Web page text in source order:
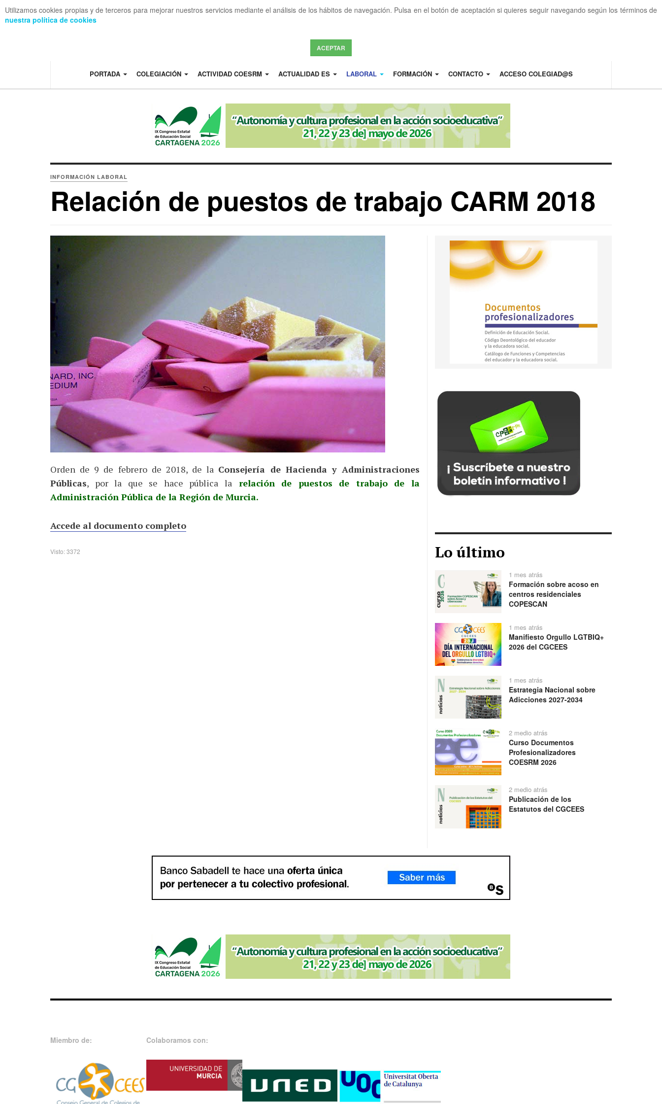
Utilizamos cookies propias y de terceros para mejorar nuestros servicios mediante el análisis de los hábitos de navegación. Pulsa en el botón de aceptación si quieres seguir navegando según los términos de
nuestra política de cookies
ACEPTAR
PORTADA COLEGIACIÓN ACTIVIDAD COESRM ACTUALIDAD ES LABORAL FORMACIÓN CONTACTO ACCESO COLEGIAD@S
INFORMACIÓN LABORAL
Relación de puestos de trabajo CARM 2018
Orden de 9 de febrero de 2018, de la Consejería de Hacienda y Administraciones
Públicas, por la que se hace pública la relación de puestos de trabajo de la
Administración Pública de la Región de Murcia.
Accede al documento completo
Visto: 3372 Lo último
1 mes atrás
Formación sobre acoso en
centros residenciales
COPESCAN
1 mes atrás
Manifiesto Orgullo LGTBIQ+
2026 del CGCEES
1 mes atrás
Estrategia Nacional sobre
Adicciones 2027-2034
2 medio atrás
Curso Documentos
Profesionalizadores
COESRM 2026
2 medio atrás
Publicación de los
Estatutos del CGCEES
Miembro de: Colaboramos con: